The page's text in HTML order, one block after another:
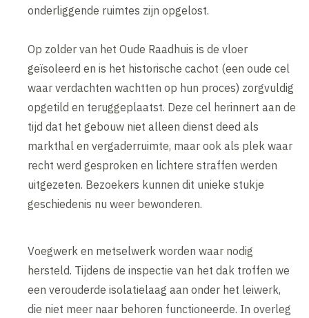
onderliggende ruimtes zijn opgelost.
Op zolder van het Oude Raadhuis is de vloer
geïsoleerd en is het historische cachot (een oude cel
waar verdachten wachtten op hun proces) zorgvuldig
opgetild en teruggeplaatst. Deze cel herinnert aan de
tijd dat het gebouw niet alleen dienst deed als
markthal en vergaderruimte, maar ook als plek waar
recht werd gesproken en lichtere straffen werden
uitgezeten. Bezoekers kunnen dit unieke stukje
geschiedenis nu weer bewonderen.
Voegwerk en metselwerk worden waar nodig
hersteld. Tijdens de inspectie van het dak troffen we
een verouderde isolatielaag aan onder het leiwerk,
die niet meer naar behoren functioneerde. In overleg